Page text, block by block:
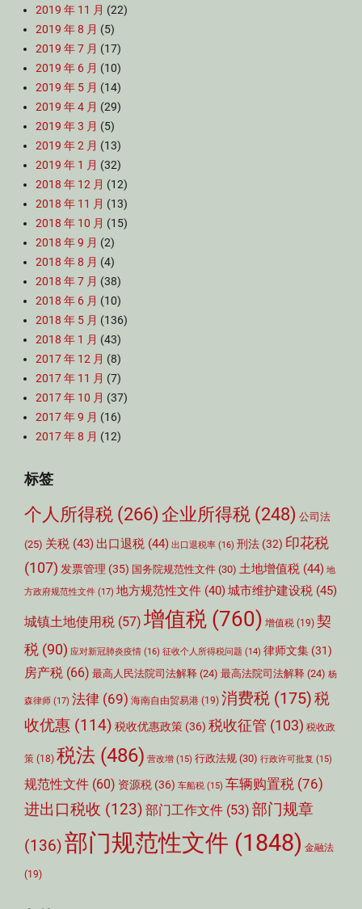
2019 年 11 月 (22)
2019 年 8 月 (5)
2019 年 7 月 (17)
2019 年 6 月 (10)
2019 年 5 月 (14)
2019 年 4 月 (29)
2019 年 3 月 (5)
2019 年 2 月 (13)
2019 年 1 月 (32)
2018 年 12 月 (12)
2018 年 11 月 (13)
2018 年 10 月 (15)
2018 年 9 月 (2)
2018 年 8 月 (4)
2018 年 7 月 (38)
2018 年 6 月 (10)
2018 年 5 月 (136)
2018 年 1 月 (43)
2017 年 12 月 (8)
2017 年 11 月 (7)
2017 年 10 月 (37)
2017 年 9 月 (16)
2017 年 8 月 (12)
标签
个人所得税 (266) 企业所得税 (248) 公司法
(25) 关税 (43) 出口退税 (44) 出口退税率 (16) 刑法 (32) 印花税
(107) 发票管理 (35) 国务院规范性文件 (30) 土地增值税 (44) 地
方政府规范性文件 (17) 地方规范性文件 (40)城市维护建设税 (45)
城镇土地使用税 (57) 增值税 (760) 增值税 (19) 契
税 (90) 应对新冠肺炎疫情 (16) 征收个人所得税问题 (14) 律师文集 (31)
房产税 (66) 最高人民法院司法解释 (24) 最高法院司法解释 (24) 杨
森律师 (17) 法律 (69) 海南自由贸易港 (19) 消费税 (175)税
收优惠 (114) 税收优惠政策 (36) 税收征管 (103) 税收政
策 (18) 税法 (486) 营改增 (15) 行政法规 (30) 行政许可批复 (15)
规范性文件 (60) 资源税 (36) 车船税 (15) 车辆购置税 (76)
进出口税收 (123) 部门工作文件 (53) 部门规章
(136)部门规范性文件 (1848) 金融法
(19)